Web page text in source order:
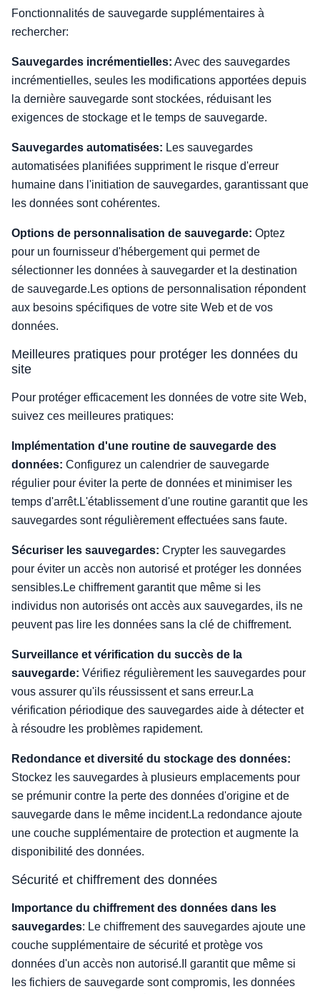
Fonctionnalités de sauvegarde supplémentaires à
rechercher:
Sauvegardes incrémentielles: Avec des sauvegardes
incrémentielles, seules les modifications apportées depuis
la dernière sauvegarde sont stockées, réduisant les
exigences de stockage et le temps de sauvegarde.
Sauvegardes automatisées: Les sauvegardes
automatisées planifiées suppriment le risque d'erreur
humaine dans l'initiation de sauvegardes, garantissant que
les données sont cohérentes.
Options de personnalisation de sauvegarde: Optez
pour un fournisseur d'hébergement qui permet de
sélectionner les données à sauvegarder et la destination
de sauvegarde.Les options de personnalisation répondent
aux besoins spécifiques de votre site Web et de vos
données.
Meilleures pratiques pour protéger les données du
site
Pour protéger efficacement les données de votre site Web,
suivez ces meilleures pratiques:
Implémentation d'une routine de sauvegarde des
données: Configurez un calendrier de sauvegarde
régulier pour éviter la perte de données et minimiser les
temps d'arrêt.L'établissement d'une routine garantit que les
sauvegardes sont régulièrement effectuées sans faute.
Sécuriser les sauvegardes: Crypter les sauvegardes
pour éviter un accès non autorisé et protéger les données
sensibles.Le chiffrement garantit que même si les
individus non autorisés ont accès aux sauvegardes, ils ne
peuvent pas lire les données sans la clé de chiffrement.
Surveillance et vérification du succès de la
sauvegarde: Vérifiez régulièrement les sauvegardes pour
vous assurer qu'ils réussissent et sans erreur.La
vérification périodique des sauvegardes aide à détecter et
à résoudre les problèmes rapidement.
Redondance et diversité du stockage des données:
Stockez les sauvegardes à plusieurs emplacements pour
se prémunir contre la perte des données d'origine et de
sauvegarde dans le même incident.La redondance ajoute
une couche supplémentaire de protection et augmente la
disponibilité des données.
Sécurité et chiffrement des données
Importance du chiffrement des données dans les
sauvegardes: Le chiffrement des sauvegardes ajoute une
couche supplémentaire de sécurité et protège vos
données d'un accès non autorisé.Il garantit que même si
les fichiers de sauvegarde sont compromis, les données